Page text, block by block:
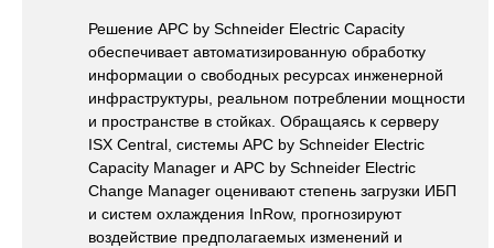
Решение APC by Schneider Electric Capacity
обеспечивает автоматизированную обработку
информации о свободных ресурсах инженерной
инфраструктуры, реальном потреблении мощности
и пространстве в стойках. Обращаясь к серверу
ISX Central, системы APC by Schneider Electric
Capacity Manager и APC by Schneider Electric
Change Manager оценивают степень загрузки ИБП
и систем охлаждения InRow, прогнозируют
воздействие предполагаемых изменений и